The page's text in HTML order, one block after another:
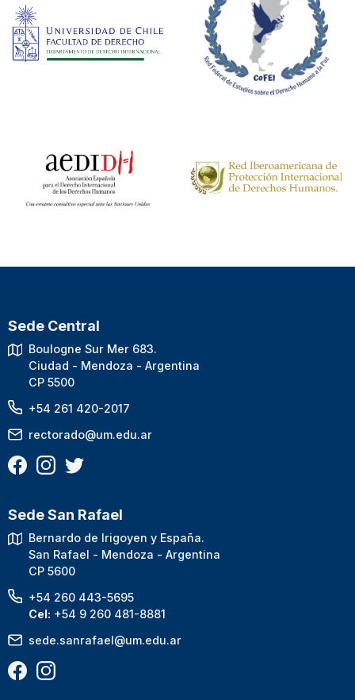
Sede Central
Boulogne Sur Mer 683.
Ciudad - Mendoza - Argentina
CP 5500
+54 261 420-2017
rectorado@um.edu.ar
Sede San Rafael
Bernardo de Irigoyen y España.
San Rafael - Mendoza - Argentina
CP 5600
+54 260 443-5695
Cel: +54 9 260 481-8881
sede.sanrafael@um.edu.ar